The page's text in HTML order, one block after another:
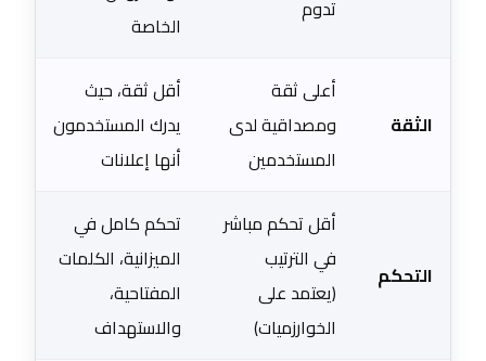
تدوم
الخاصة
الثقة
أعلى ثقة
ومصداقية لدى
المستخدمين
أقل ثقة، حيث
يدرك المستخدمون
أنها إعلانات
التحكم
أقل تحكم مباشر
في الترتيب
(يعتمد على
الخوارزميات)
تحكم كامل في
الميزانية، الكلمات
المفتاحية،
والاستهداف